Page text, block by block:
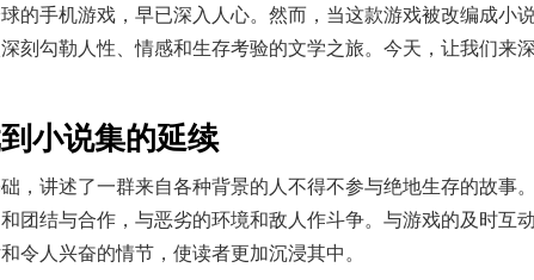
的手机游戏，早已深入人心。然而，当这款游戏被改编成小
刻勾勒人性、情感和生存考验的文学之旅。今天，让我们来
小说集的延续
，讲述了一群来自各种背景的人不得不参与绝地生存的故事
团结与合作，与恶劣的环境和敌人作斗争。与游戏的及时互
令人兴奋的情节，使读者更加沉浸其中。